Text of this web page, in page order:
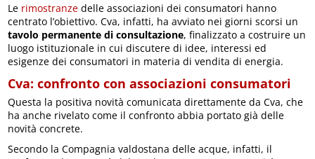
Le rimostranze delle associazioni dei consumatori hanno
centrato l’obiettivo. Cva, infatti, ha avviato nei giorni scorsi un
tavolo permanente di consultazione, finalizzato a costruire un
luogo istituzionale in cui discutere di idee, interessi ed
esigenze dei consumatori in materia di vendita di energia.
Cva: confronto con associazioni consumatori
Questa la positiva novità comunicata direttamente da Cva, che
ha anche rivelato come il confronto abbia portato già delle
novità concrete.
Secondo la Compagnia valdostana delle acque, infatti, il